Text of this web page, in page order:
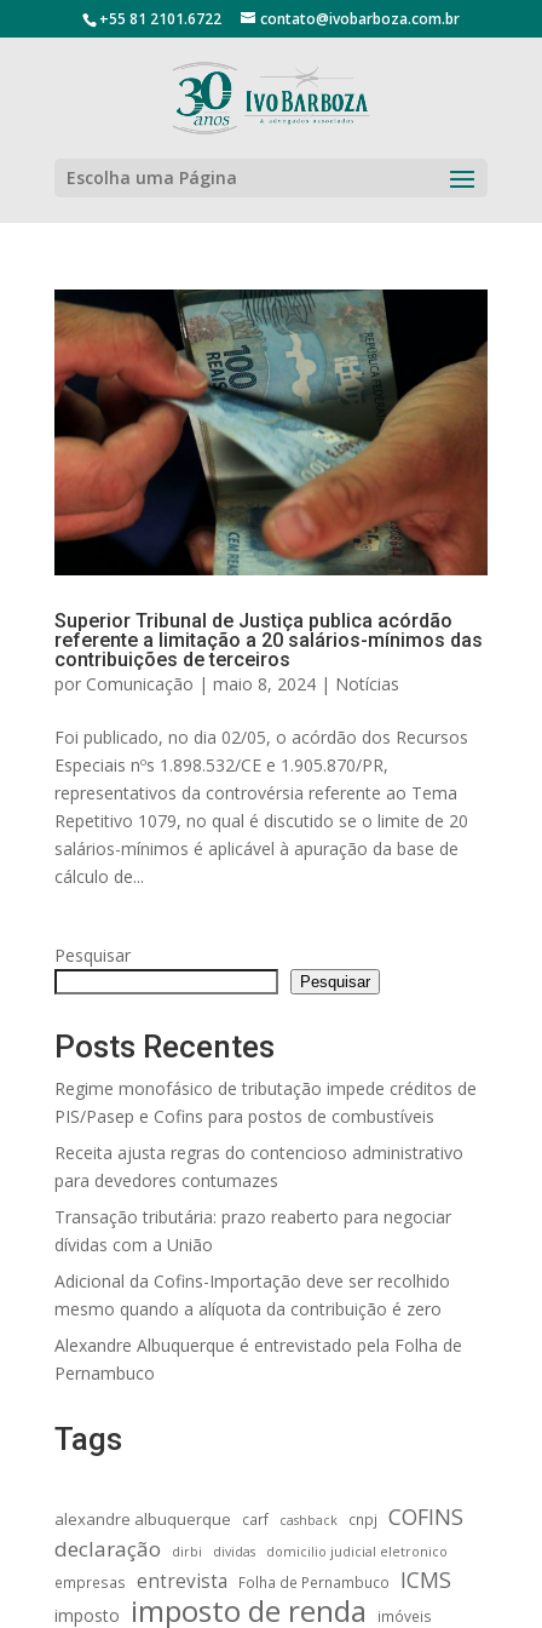
+55 81 2101.6722 contato@ivobarboza.com.br
Escolha uma Página
Superior Tribunal de Justiça publica acórdão
referente a limitação a 20 salários-mínimos das
contribuições de terceiros
por Comunicação | maio 8, 2024| Notícias
Foi publicado, no dia 02/05, o acórdão dos Recursos
Especiais nºs 1.898.532/CE e 1.905.870/PR,
representativos da controvérsia referente ao Tema
Repetitivo 1079, no qual é discutido se o limite de 20
salários-mínimos é aplicável à apuração da base de
cálculo de...
Pesquisar
Pesquisar
Posts Recentes
Regime monofásico de tributação impede créditos de
PIS/Pasep e Cofins para postos de combustíveis
Receita ajusta regras do contencioso administrativo
para devedores contumazes
Transação tributária: prazo reaberto para negociar
dívidas com a União
Adicional da Cofins-Importação deve ser recolhido
mesmo quando a alíquota da contribuição é zero
Alexandre Albuquerque é entrevistado pela Folha de
Pernambuco
Tags
alexandre albuquerque carf cashback cnpj COFINS
declaração dirbi dividas domicilio judicial eletronico
empresas entrevista Folha de Pernambuco ICMS
imposto imposto de renda imóveis